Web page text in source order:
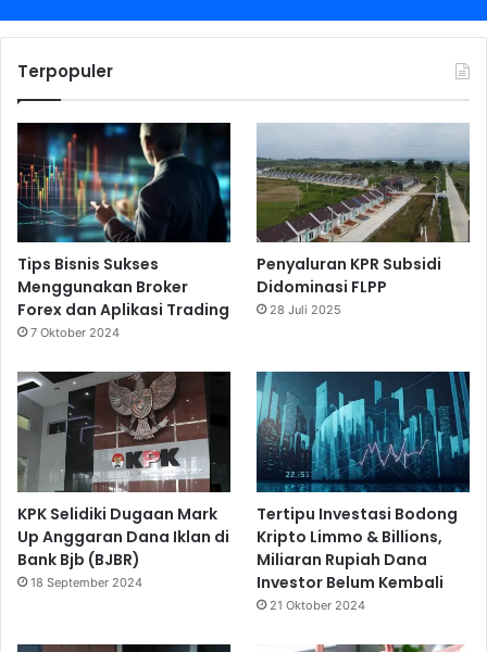
Terpopuler
Tips Bisnis Sukses
Menggunakan Broker
Forex dan Aplikasi Trading
7 Oktober 2024
Penyaluran KPR Subsidi
Didominasi FLPP
28 Juli 2025
KPK Selidiki Dugaan Mark
Up Anggaran Dana Iklan di
Bank Bjb (BJBR)
18 September 2024
Tertipu Investasi Bodong
Kripto Limmo & Billions,
Miliaran Rupiah Dana
Investor Belum Kembali
21 Oktober 2024